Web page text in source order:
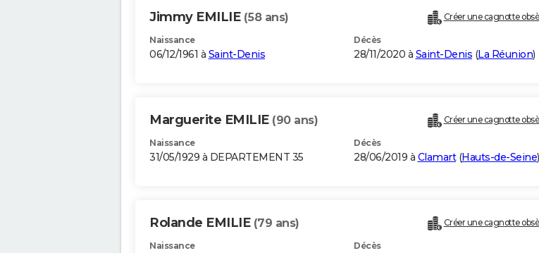
Jimmy EMILIE (58 ans) Créer une cagnotte
Naissance
06/12/1961 à Saint-Denis
Décès
28/11/2020 à Saint-Denis (La Réunion)
Marguerite EMILIE (90 ans) Créer une cagnotte
Naissance
31/05/1929 à DEPARTEMENT 35
Décès
28/06/2019 à Clamart(Hauts-de-Seine)
Rolande EMILIE (79 ans) Créer une cagnotte
Naissance Décès